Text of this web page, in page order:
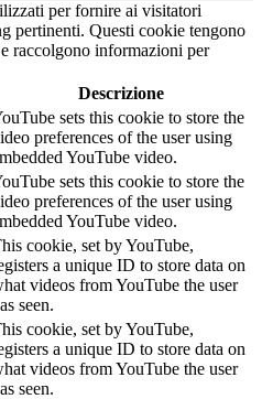
per fornire ai visitatori
pertinenti. Questi cookie tengono
raccolgono informazioni per
Descrizione
sets this cookie to store the
preferences of the user using
YouTube video.
sets this cookie to store the
preferences of the user using
YouTube video.
cookie, set by YouTube,
a unique ID to store data on
videos from YouTube the user
seen.
cookie, set by YouTube,
a unique ID to store data on
videos from YouTube the user
seen.